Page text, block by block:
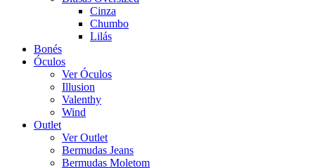
Cinza
Chumbo
Lilás
Bonés
Óculos
Ver Óculos
Illusion
Valenthy
Wind
Outlet
Ver Outlet
Bermudas Jeans
Bermudas Moletom